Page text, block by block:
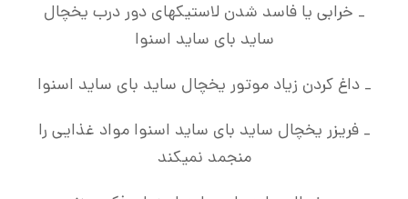
_ خرابی یا فاسد شدن لاستیکهای دور درب یخچال
ساید بای ساید اسنوا
_ داغ کردن زیاد موتور یخچال ساید بای ساید اسنوا
_ فریزر یخچال ساید بای ساید اسنوا مواد غذایی را
منجمد نمیکند